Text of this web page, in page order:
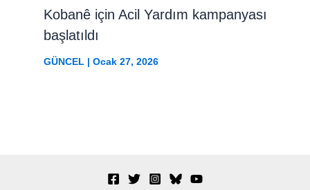
Kobanê için Acil Yardım kampanyası
başlatıldı
GÜNCEL | Ocak 27, 2026